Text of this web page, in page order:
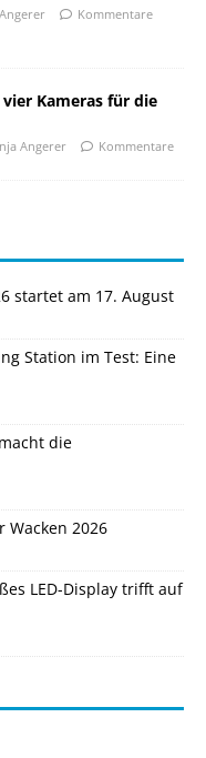
Kommentare
vier Kameras für die
Angerer
Kommentare
startet am 17. August
Station im Test: Eine
die
Wacken 2026
LED-Display trifft auf